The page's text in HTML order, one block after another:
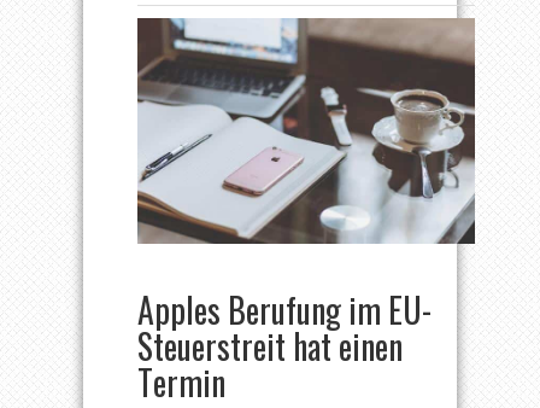
Apples Berufung im EU-
Steuerstreit hat einen
Termin